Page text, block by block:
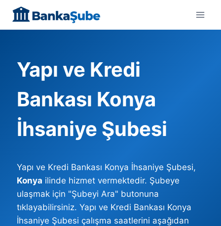
content
Yapı ve Kredi
Bankası Konya
İhsaniye Şubesi
Yapı ve Kredi Bankası Konya İhsaniye Şubesi,
Konya ilinde hizmet vermektedir. Şubeye
ulaşmak için "Şubeyi Ara" butonuna
tıklayabilirsiniz. Yapı ve Kredi Bankası Konya
İhsaniye Şubesi çalışma saatlerini aşağıdan